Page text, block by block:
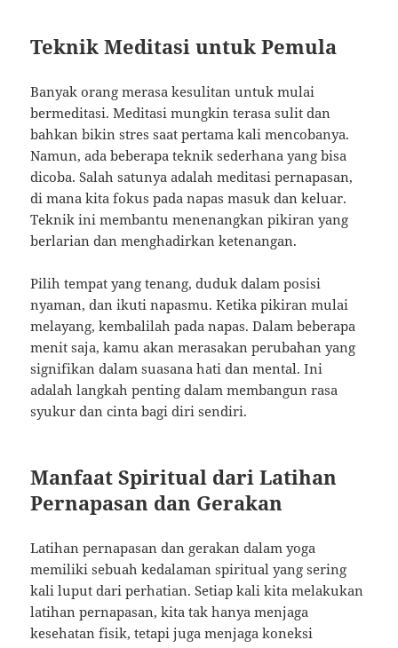
Teknik Meditasi untuk Pemula
Banyak orang merasa kesulitan untuk mulai
bermeditasi. Meditasi mungkin terasa sulit dan
bahkan bikin stres saat pertama kali mencobanya.
Namun, ada beberapa teknik sederhana yang bisa
dicoba. Salah satunya adalah meditasi pernapasan,
di mana kita fokus pada napas masuk dan keluar.
Teknik ini membantu menenangkan pikiran yang
berlarian dan menghadirkan ketenangan.
Pilih tempat yang tenang, duduk dalam posisi
nyaman, dan ikuti napasmu. Ketika pikiran mulai
melayang, kembalilah pada napas. Dalam beberapa
menit saja, kamu akan merasakan perubahan yang
signifikan dalam suasana hati dan mental. Ini
adalah langkah penting dalam membangun rasa
syukur dan cinta bagi diri sendiri.
Manfaat Spiritual dari Latihan
Pernapasan dan Gerakan
Latihan pernapasan dan gerakan dalam yoga
memiliki sebuah kedalaman spiritual yang sering
kali luput dari perhatian. Setiap kali kita melakukan
latihan pernapasan, kita tak hanya menjaga
kesehatan fisik, tetapi juga menjaga koneksi